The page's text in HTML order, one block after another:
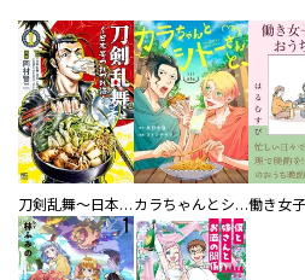
刀剣乱舞～日本号つれづれ酒～ カラちゃんとシトーさんと、 【分冊版】